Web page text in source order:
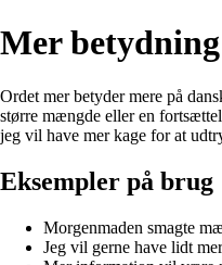
Mer betydning
Ordet mer betyder mere på
større mængde eller en
jeg vil have mer kage for at
Eksempler på brug
Morgenmaden smagte
Jeg vil gerne have lidt